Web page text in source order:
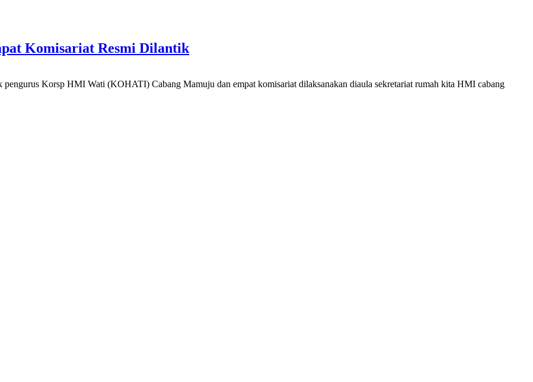
Komisariat Resmi Dilantik
Korsp HMI Wati (KOHATI) Cabang Mamuju dan empat komisariat dilaksanakan diaula sekretariat rumah kita HMI cabang